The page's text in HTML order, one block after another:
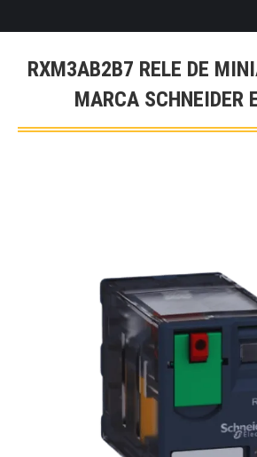
RXM3AB2B7 RELE DE
MARCA SCHNEIDER